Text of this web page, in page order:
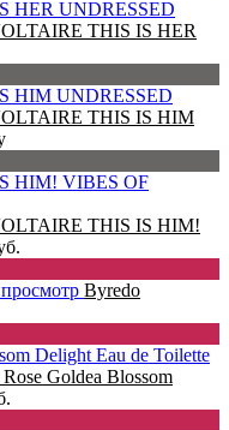
THIS IS HER
THIS IS HIM
THIS IS HIM!
Byredo
Goldea Blossom